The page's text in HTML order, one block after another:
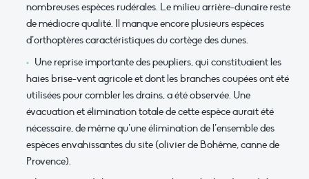
nombreuses espèces rudérales. Le milieu arrière-dunaire reste
de médiocre qualité. Il manque encore plusieurs espèces
d’orthoptères caractéristiques du cortège des dunes.
Une reprise importante des peupliers, qui constituaient les
haies brise-vent agricole et dont les branches coupées ont été
utilisées pour combler les drains, a été observée. Une
évacuation et élimination totale de cette espèce aurait été
nécessaire, de même qu’une élimination de l’ensemble des
espèces envahissantes du site (olivier de Bohême, canne de
Provence).